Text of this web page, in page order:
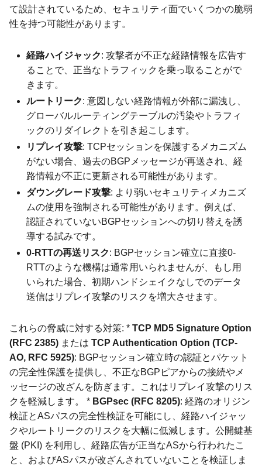
て設計されているため、セキュリティ面でいくつかの脆弱
性を持つ可能性があります。
経路ハイジャック: 攻撃者が不正な経路情報を広告す
ることで、正当なトラフィックを乗っ取ることがで
きます。
ルートリーク: 意図しない経路情報が外部に漏洩し、
グローバルルーティングテーブルの汚染やトラフィ
ックのリダイレクトを引き起こします。
リプレイ攻撃: TCPセッションを保護するメカニズム
がない場合、過去のBGPメッセージが再送され、経
路情報が不正に更新される可能性があります。
ダウングレード攻撃: より弱いセキュリティメカニズ
ムの使用を強制される可能性があります。例えば、
認証されていないBGPセッションへの切り替えを誘
導する試みです。
0-RTTの再送リスク: BGPセッション確立に直接0-
RTTのような機構は通常用いられませんが、もし用
いられた場合、初期ハンドシェイクなしでのデータ
送信はリプレイ攻撃のリスクを増大させます。
これらの脅威に対する対策: * TCP MD5 Signature Option
(RFC 2385) または TCP Authentication Option (TCP-
AO, RFC 5925): BGPセッション確立時の認証とパケット
の完全性保護を提供し、不正なBGPピアからの接続やメ
ッセージの改ざんを防ぎます。これはリプレイ攻撃のリス
クを軽減します。 * BGPsec (RFC 8205): 経路のオリジン
検証とASパスの完全性検証を可能にし、経路ハイジャッ
クやルートリークのリスクを大幅に低減します。公開鍵基
盤 (PKI) を利用し、経路広告が正当なASから行われたこ
と、およびASパスが改ざんされていないことを検証しま